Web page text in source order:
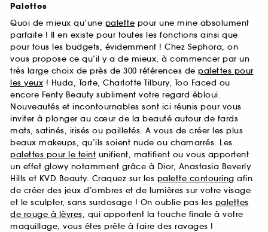
Palettes
Quoi de mieux qu’une palette pour une mine absolument
parfaite ! Il en existe pour toutes les fonctions ainsi que
pour tous les budgets, évidemment ! Chez Sephora, on
vous propose ce qu’il y a de mieux, à commencer par un
très large choix de près de 300 références de palettes pour
les yeux ! Huda, Tarte, Charlotte Tilbury, Too Faced ou
encore Fenty Beauty subliment votre regard ébloui.
Nouveautés et incontournables sont ici réunis pour vous
inviter à plonger au cœur de la beauté autour de fards
mats, satinés, irisés ou pailletés. A vous de créer les plus
beaux makeups, qu’ils soient nude ou chamarrés. Les
palettes pour le teint unifient, matifient ou vous apportent
un effet glowy notamment grâce à Dior, Anastasia Beverly
Hills et KVD Beauty. Craquez sur les palette contouring afin
de créer des jeux d’ombres et de lumières sur votre visage
et le sculpter, sans surdosage ! On oublie pas les palettes
de rouge à lèvres, qui apportent la touche finale à votre
maquillage, vous êtes prête à faire des ravages !